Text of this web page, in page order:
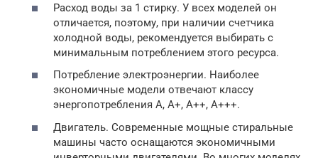
Расход воды за 1 стирку. У всех моделей он
отличается, поэтому, при наличии счетчика
холодной воды, рекомендуется выбирать с
минимальным потреблением этого ресурса.
Потребление электроэнергии. Наиболее
экономичные модели отвечают классу
энергопотребления А, А+, А++, А+++.
Двигатель. Современные мощные стиральные
машины часто оснащаются экономичными